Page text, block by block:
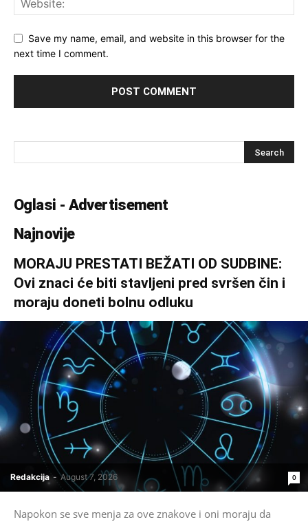
Save my name, email, and website in this browser for the
next time I comment.
Oglasi - Advertisement
Najnovije
MORAJU PRESTATI BEŽATI OD SUDBINE:
Ovi znaci će biti stavljeni pred svršen čin i
moraju doneti bolnu odluku
Redakcija - August 7, 2026 0
Napokon se sve menja za ove znakove i oni moraju da